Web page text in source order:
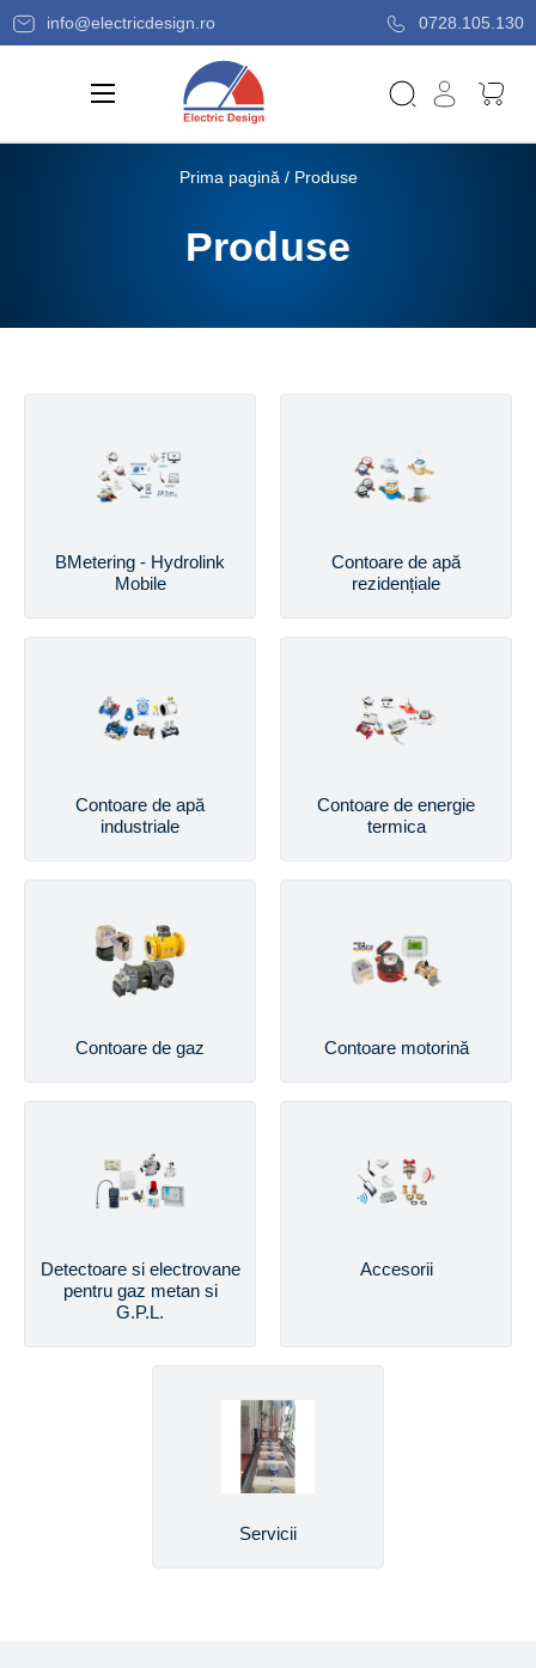
info@electricdesign.ro 0728.105.130
Prima pagină / Produse
Produse
BMetering - Hydrolink
Mobile
Contoare de apă
rezidențiale
Contoare de apă
industriale
Contoare de energie
termica
Contoare de gaz Contoare motorină
Detectoare si electrovane
pentru gaz metan si
G.P.L.
Accesorii
Servicii